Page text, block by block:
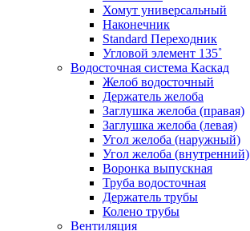
Хомут универсальный
Наконечник
Standard Переходник
Угловой элемент 135˚
Водосточная система Каскад
Желоб водосточный
Держатель желоба
Заглушка желоба (правая)
Заглушка желоба (левая)
Угол желоба (наружный)
Угол желоба (внутренний)
Воронка выпускная
Труба водосточная
Держатель трубы
Колено трубы
Вентиляция